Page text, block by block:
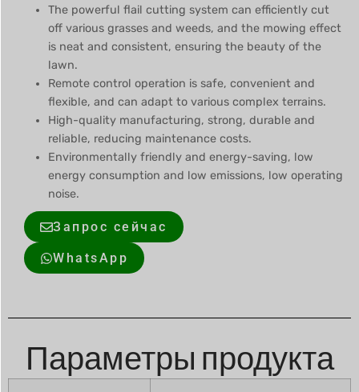
The powerful flail cutting system can efficiently cut
off various grasses and weeds, and the mowing effect
is neat and consistent, ensuring the beauty of the
lawn.
Remote control operation is safe, convenient and
flexible, and can adapt to various complex terrains.
High-quality manufacturing, strong, durable and
reliable, reducing maintenance costs.
Environmentally friendly and energy-saving, low
energy consumption and low emissions, low operating
noise.
Запрос сейчас
WhatsApp
Параметры продукта